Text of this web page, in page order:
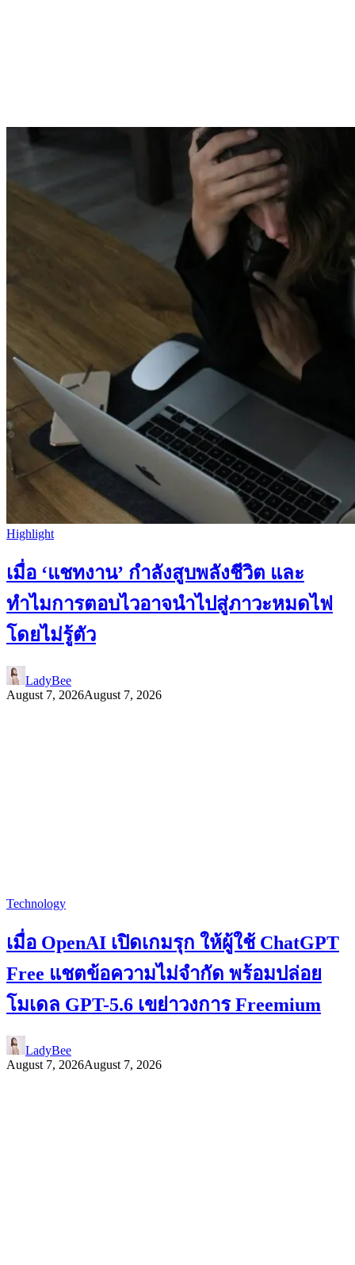
Highlight
เมื่อ ‘แชทงาน’ กำลังสูบพลังชีวิต และ
ทำไมการตอบไวอาจนำไปสู่ภาวะหมดไฟ
โดยไม่รู้ตัว
LadyBee
August 7, 2026August 7, 2026
Technology
เมื่อ OpenAI เปิดเกมรุก ให้ผู้ใช้ ChatGPT
Free แชตข้อความไม่จำกัด พร้อมปล่อย
โมเดล GPT-5.6 เขย่าวงการ Freemium
LadyBee
August 7, 2026August 7, 2026